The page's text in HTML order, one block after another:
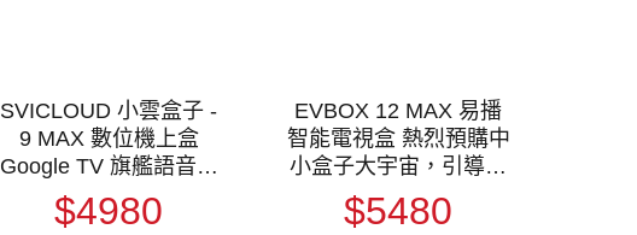
SVICLOUD 小雲盒子 -
9 MAX 數位機上盒
Google TV 旗艦語音電
視盒 智慧數位電視盒
電視盒 機頂盒 好禮相
$4980
EVBOX 12 MAX 易播
智能電視盒 熱烈預購中
小盒子大宇宙，引導娛
樂進化新世代！ 機上盒
機頂盒 全新登場
$5480